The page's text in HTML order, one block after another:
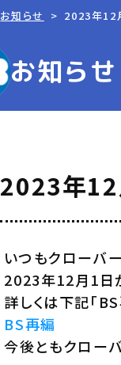
お知らせ 2023年12
お知らせ
2023年12
いつもクローバ
2023年12月1日
詳しくは下記「
BS再編
今後ともクロー